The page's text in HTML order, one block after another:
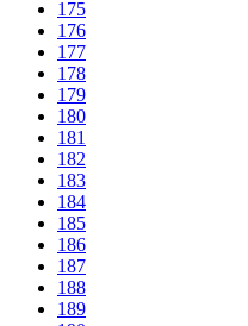
175
176
177
178
179
180
181
182
183
184
185
186
187
188
189